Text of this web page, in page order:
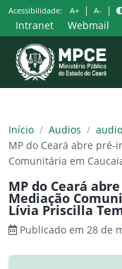
Pular
para
o
conteúdo
Acessibilidade: A+ | A- |
Intranet Webmail
Início / Audios /
MP do Ceará abre pré-
Comunitária em
MP do Ceará
Mediação
Lívia Priscilla
Publicado em 28 de